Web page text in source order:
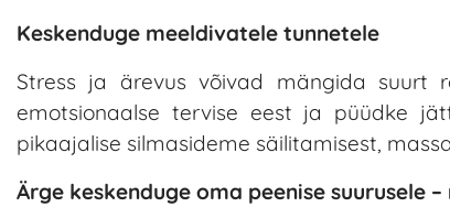
Keskenduge meeldivatele tunnetele
Stress ja ärevus võivad mängida suurt
emotsionaalse tervise eest ja püüdke
pikaajalise silmasideme säilitamisest,
Ärge keskenduge oma peenise suurusele